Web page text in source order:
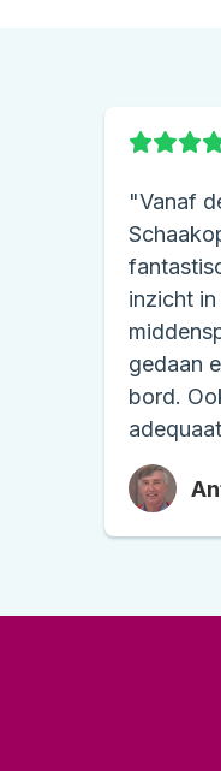
"Vanaf
inzicht
gedaan
bord.